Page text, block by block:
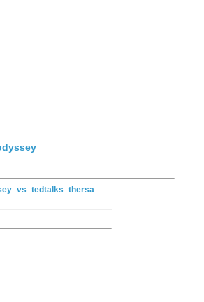
vs tedtalks thersa